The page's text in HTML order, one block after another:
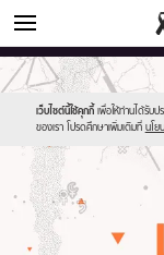
ดูดวง
เว็บไซต์นี้ใช้คุกกี้ เพื่อให้ท่านได้รับ
ของเรา โปรดศึกษาเพิ่มเติมที่ นโย
Sanook
//s.isanook.com/sr/0/
new-
sanook.png
600
60
//s.isanook.com/ho/0/
horoscope-
thursday.jpg